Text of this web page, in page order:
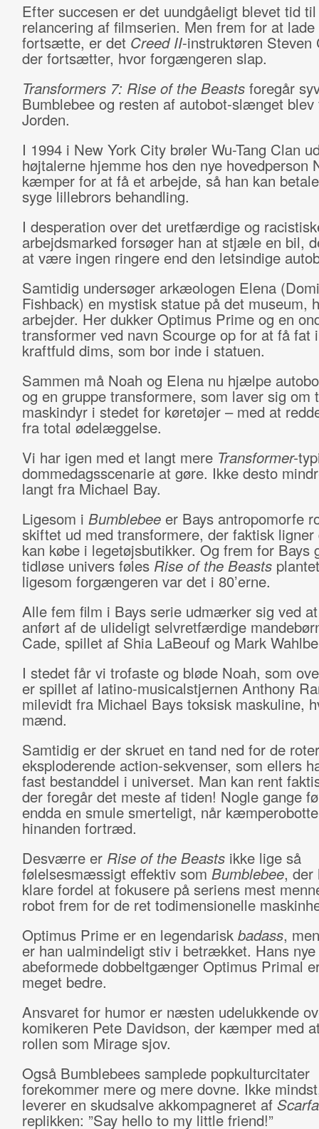
Efter succesen er det uundgåeligt blevet tid
relancering af filmserien. Men frem for at
fortsætte, er det Creed II-instruktøren Steven
der fortsætter, hvor forgængeren slap.
Transformers 7: Rise of the Beasts foregår
Bumblebee og resten af autobot-slænget blev
Jorden.
I 1994 i New York City brøler Wu-Tang Clan
højtalerne hjemme hos den nye hovedperson
kæmper for at få et arbejde, så han kan
syge lillebrors behandling.
I desperation over det uretfærdige og
arbejdsmarked forsøger han at stjæle en bil,
at være ingen ringere end den letsindige
Samtidig undersøger arkæologen Elena
Fishback) en mystisk statue på det museum,
arbejder. Her dukker Optimus Prime og en
transformer ved navn Scourge op for at få fat
kraftfuld dims, som bor inde i statuen.
Sammen må Noah og Elena nu hjælpe
og en gruppe transformere, som laver sig om
maskindyr i stedet for køretøjer – med at
fra total ødelæggelse.
Vi har igen med et langt mere Transformer-
dommedagsscenarie at gøre. Ikke desto
langt fra Michael Bay.
Ligesom i Bumblebeeer Bays antropomorfe
skiftet ud med transformere, der faktisk ligner
kan købe i legetøjsbutikker. Og frem for Bays
tidløse univers føles Rise of the Beasts
ligesom forgængeren var det i 80’erne.
Alle fem film i Bays serie udmærker sig ved
anført af de ulideligt selvretfærdige
Cade, spillet af Shia LaBeouf og Mark
I stedet får vi trofaste og bløde Noah, som
er spillet af latino-musicalstjernen Anthony
milevidt fra Michael Bays toksisk maskuline,
mænd.
Samtidig er der skruet en tand ned for de
eksploderende action-sekvenser, som ellers
fast bestanddel i universet. Man kan rent
der foregår det meste af tiden! Nogle gange
endda en smule smerteligt, når
hinanden fortræd.
Desværre er Rise of the Beastsikke lige så
følelsesmæssigt effektiv som Bumblebee, der
klare fordel at fokusere på seriens mest
robot frem for de ret todimensionelle
Optimus Prime er en legendarisk badass,
er han ualmindeligt stiv i betrækket. Hans nye
abeformede dobbeltgænger Optimus Primal
meget bedre.
Ansvaret for humor er næsten udelukkende
komikeren Pete Davidson, der kæmper med
rollen som Mirage sjov.
Også Bumblebees samplede popkulturcitater
forekommer mere og mere dovne. Ikke
leverer en skudsalve akkompagneret af
replikken: ”Say hello to my little friend!”